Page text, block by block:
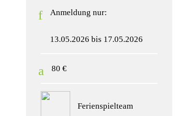
Anmeldung nur:
13.05.2026 bis 17.05.2026
80 €
Ferienspielteam